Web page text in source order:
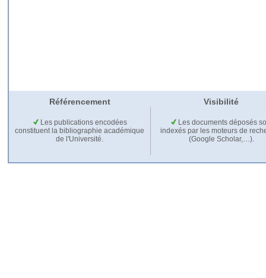
Référencement Visibilité
Les publications encodées
constituent la bibliographie académique
de l'Université.
Les documents déposés
indexés par les moteurs de
(Google Scholar,…).